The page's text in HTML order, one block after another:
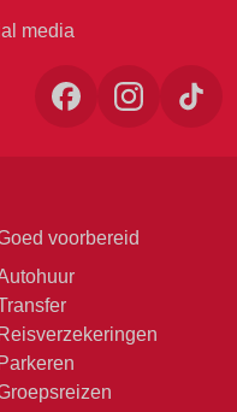
media
voorbereid
Reisverzekeringen
Parkeren